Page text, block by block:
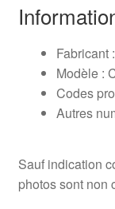
Fabricant
Modèle :
Codes
Autres
Sauf indication
photos sont non